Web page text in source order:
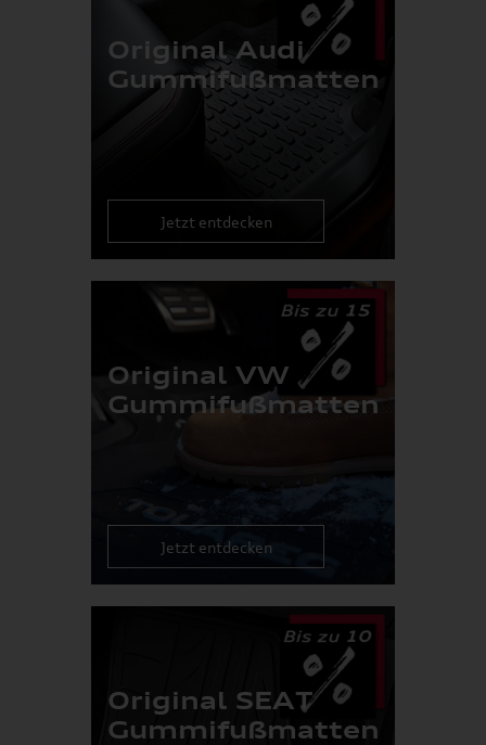
Original Audi
Gummifußmatten
Jetzt entdecken
Original VW
Gummifußmatten
Jetzt entdecken
Original SEAT
Gummifußmatten